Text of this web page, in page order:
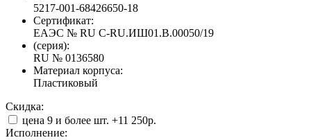
5217-001-68426650-18
Сертификат:
ЕАЭС № RU С-RU.ИШ01.В.00050/19
(серия):
RU № 0136580
Материал корпуса:
Пластиковый
Скидка:
цена 9 и более шт. +11 250р.
Исполнение: